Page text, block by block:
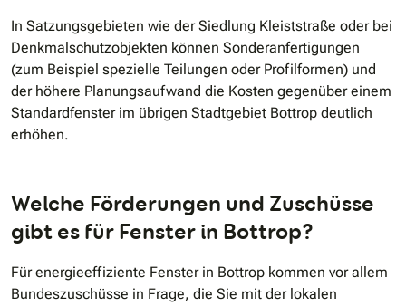
In Satzungsgebieten wie der Siedlung Kleiststraße oder bei
Denkmalschutzobjekten können Sonderanfertigungen
(zum Beispiel spezielle Teilungen oder Profilformen) und
der höhere Planungsaufwand die Kosten gegenüber einem
Standardfenster im übrigen Stadtgebiet Bottrop deutlich
erhöhen.
Welche Förderungen und Zuschüsse
gibt es für Fenster in Bottrop?
Für energieeffiziente Fenster in Bottrop kommen vor allem
Bundeszuschüsse in Frage, die Sie mit der lokalen